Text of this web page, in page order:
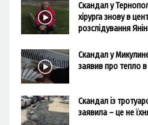
Скандал у
хірурга знову в
розслідування
Скандал у
заявив про тепло
Скандал із
заявила – це не